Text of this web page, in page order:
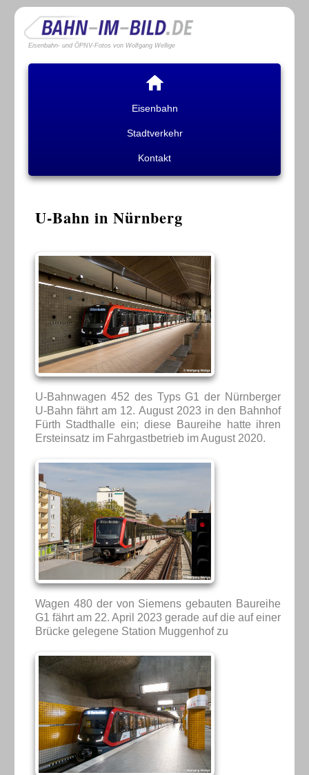
Eisenbahn- und ÖPNV-Fotos von Wolfgang Wellige
Eisenbahn
Stadtverkehr
Kontakt
U-Bahn in Nürnberg
U-Bahnwagen 452 des Typs G1 der Nürnberger
U-Bahn fährt am 12. August 2023 in den Bahnhof
Fürth Stadthalle ein; diese Baureihe hatte ihren
Ersteinsatz im Fahrgastbetrieb im August 2020.
Wagen 480 der von Siemens gebauten Baureihe
G1 fährt am 22. April 2023 gerade auf die auf einer
Brücke gelegene Station Muggenhof zu